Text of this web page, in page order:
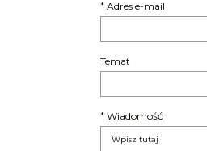
* Adres e-mail
Temat
* Wiadomość